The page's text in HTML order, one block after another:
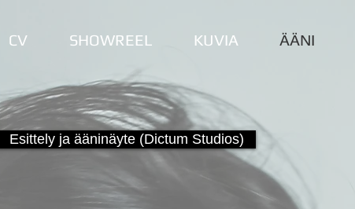
CV SHOWREEL KUVIA ÄÄNI
Esittely ja ääninäyte (Dictum Studios)